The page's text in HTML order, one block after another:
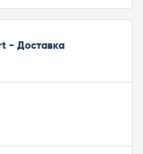
- Доставка